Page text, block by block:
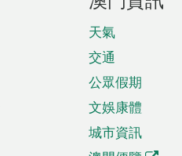
天氣
交通
公眾假期
文娛康體
城市資訊